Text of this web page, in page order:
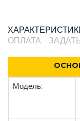
ОПЛАТА
Модель: